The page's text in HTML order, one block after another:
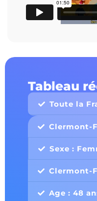
Tableau
Toute la
Clermont-
Sexe :
Clermont-
Age : 48